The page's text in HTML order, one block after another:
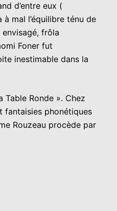
d’entre eux (
mal l’équilibre ténu de
frôla
Foner fut
inestimable dans la
Table Ronde ». Chez
fantaisies phonétiques
Rouzeau procède par